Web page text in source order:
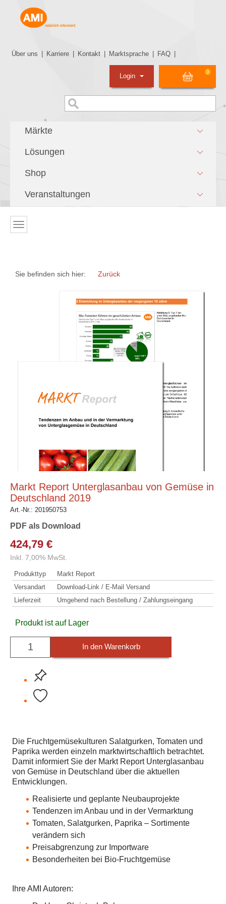
Über uns Karriere Kontakt Marktsprache FAQ
0
Login
Märkte
Lösungen
Shop
Veranstaltungen
Sie befinden sich hier: Zurück
Markt Report Unterglasanbau von Gemüse in
Deutschland 2019
Art.-Nr.: 201950753
PDF als Download
424,79 €
Inkl. 7,00% MwSt.
Produkttyp
Markt Report
Versandart
Download-Link / E-Mail Versand
Lieferzeit
Umgehend nach Bestellung / Zahlungseingang
Produkt ist auf Lager
In den Warenkorb
Die Fruchtgemüsekulturen Salatgurken, Tomaten und
Paprika werden einzeln marktwirtschaftlich betrachtet.
Damit informiert Sie der Markt Report Unterglasanbau
von Gemüse in Deutschland über die aktuellen
Entwicklungen.
Realisierte und geplante Neubauprojekte
Tendenzen im Anbau und in der Vermarktung
Tomaten, Salatgurken, Paprika – Sortimente
verändern sich
Preisabgrenzung zur Importware
Besonderheiten bei Bio-Fruchtgemüse
Ihre AMI Autoren: